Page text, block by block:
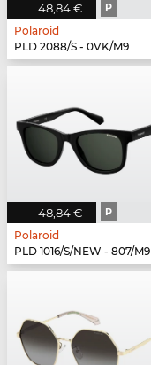
48,84 € P
Polaroid
PLD 2088/S - 0VK/M9
48,84 € P
Polaroid
PLD 1016/S/NEW - 807/M9